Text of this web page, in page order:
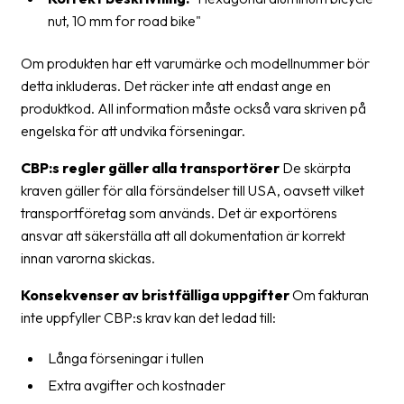
nut, 10 mm for road bike"
Om produkten har ett varumärke och modellnummer bör
detta inkluderas. Det räcker inte att endast ange en
produktkod. All information måste också vara skriven på
engelska för att undvika förseningar.
CBP:s regler gäller alla transportörer De skärpta
kraven gäller för alla försändelser till USA, oavsett vilket
transportföretag som används. Det är exportörens
ansvar att säkerställa att all dokumentation är korrekt
innan varorna skickas.
Konsekvenser av bristfälliga uppgifterOm fakturan
inte uppfyller CBP:s krav kan det ledad till:
Långa förseningar i tullen
Extra avgifter och kostnader